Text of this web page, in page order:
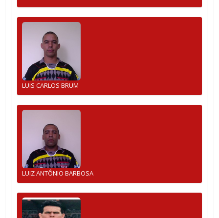
LUIS CARLOS BRUM
LUIZ ANTÔNIO BARBOSA